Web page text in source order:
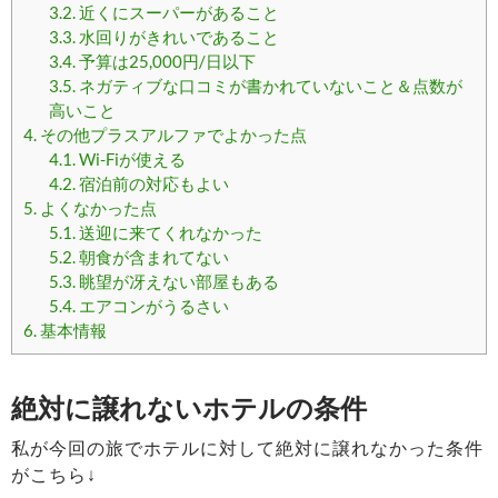
3.2.近くにスーパーがあること
3.3.水回りがきれいであること
3.4.予算は25,000円/日以下
3.5.ネガティブな口コミが書かれていないこと＆点数が
高いこと
4. その他プラスアルファでよかった点
4.1.Wi-Fiが使える
4.2.宿泊前の対応もよい
5. よくなかった点
5.1.送迎に来てくれなかった
5.2.朝食が含まれてない
5.3.眺望が冴えない部屋もある
5.4.エアコンがうるさい
6.基本情報
絶対に譲れないホテルの条件
私が今回の旅でホテルに対して絶対に譲れなかった条件
がこちら↓